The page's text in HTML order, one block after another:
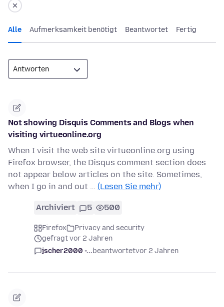
Alle Aufmerksamkeit benötigt Beantwortet Fertig
Not showing Disquis Comments and Blogs when
visiting virtueonline.org
When I visit the web site virtueonline.org using
Firefox browser, the Disqus comment section does
not appear below articles on the site. Sometimes,
when I go in and out … (Lesen Sie mehr)
Archiviert 5 500
Firefox
Privacy and security
gefragt vor 2 Jahren
jscher2000 -...beantwortetvor 2 Jahren